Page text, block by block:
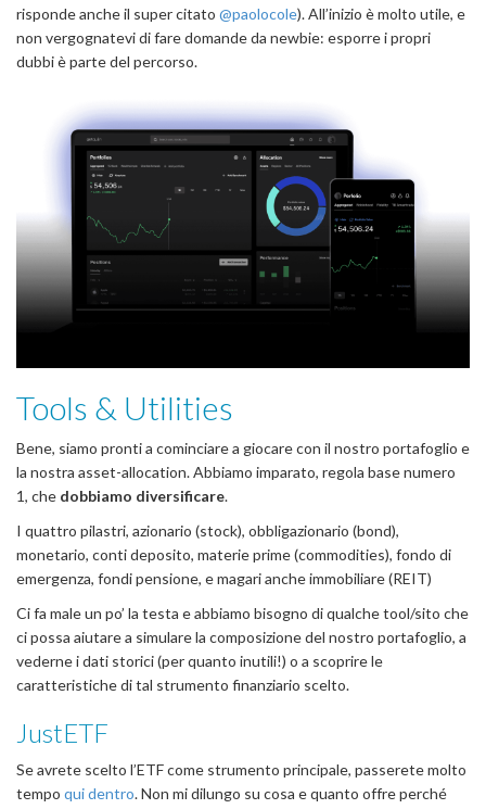
risponde anche il super citato @paolocole). All’inizio è molto utile, e
non vergognatevi di fare domande da newbie: esporre i propri
dubbi è parte del percorso.
Tools & Utilities
Bene, siamo pronti a cominciare a giocare con il nostro portafoglio e
la nostra asset-allocation. Abbiamo imparato, regola base numero
1, che dobbiamo diversificare.
I quattro pilastri, azionario (stock), obbligazionario (bond),
monetario, conti deposito, materie prime (commodities), fondo di
emergenza, fondi pensione, e magari anche immobiliare (REIT)
Ci fa male un po’ la testa e abbiamo bisogno di qualche tool/sito che
ci possa aiutare a simulare la composizione del nostro portafoglio, a
vederne i dati storici (per quanto inutili!) o a scoprire le
caratteristiche di tal strumento finanziario scelto.
JustETF
Se avrete scelto l’ETF come strumento principale, passerete molto
tempo qui dentro. Non mi dilungo su cosa e quanto offre perché